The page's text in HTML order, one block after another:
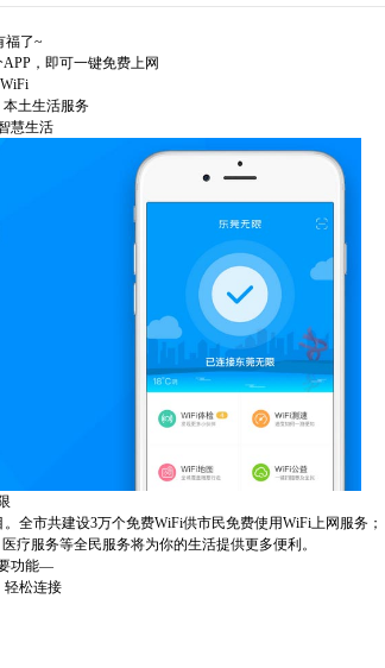
福了~
APP ，即可一键免费上网
WiFi
土生活服务
慧生活
。全市共建设3万个免费WiFi供市民免费使用WiFi上网服务；
疗服务等全民服务将为你的生活提供更多便利。
功能—
轻松连接